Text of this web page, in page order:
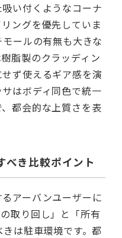
い付くようなコーナ
ングを優先していま
ールの有無も大きな
脂製のクラッディン
ず使えるギア感を演
はボディ同色で統一
都会的な上質さを表
べき比較ポイント
アーバンユーザーに
取り回し」と「所有
は駐車環境です。都